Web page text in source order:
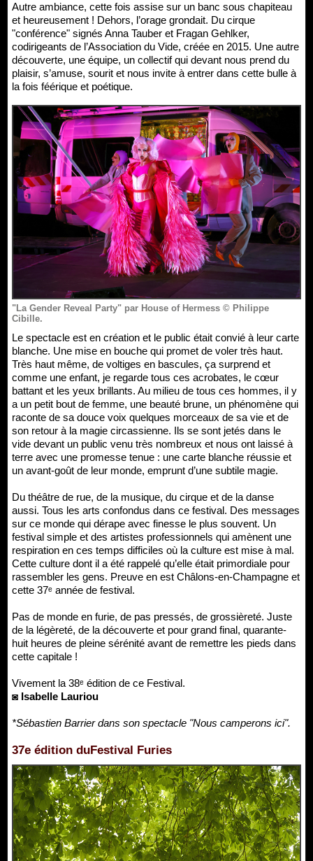
Autre ambiance, cette fois assise sur un banc sous chapiteau
et heureusement ! Dehors, l’orage grondait. Du cirque
"conférence" signés Anna Tauber et Fragan Gehlker,
codirigeants de l’Association du Vide, créée en 2015. Une autre
découverte, une équipe, un collectif qui devant nous prend du
plaisir, s’amuse, sourit et nous invite à entrer dans cette bulle à
la fois féérique et poétique.
"La Gender Reveal Party" par House of Hermess © Philippe
Cibille.
Le spectacle est en création et le public était convié à leur carte
blanche. Une mise en bouche qui promet de voler très haut.
Très haut même, de voltiges en bascules, ça surprend et
comme une enfant, je regarde tous ces acrobates, le cœur
battant et les yeux brillants. Au milieu de tous ces hommes, il y
a un petit bout de femme, une beauté brune, un phénomène qui
raconte de sa douce voix quelques morceaux de sa vie et de
son retour à la magie circassienne. Ils se sont jetés dans le
vide devant un public venu très nombreux et nous ont laissé à
terre avec une promesse tenue : une carte blanche réussie et
un avant-goût de leur monde, emprunt d’une subtile magie.
Du théâtre de rue, de la musique, du cirque et de la danse
aussi. Tous les arts confondus dans ce festival. Des messages
sur ce monde qui dérape avec finesse le plus souvent. Un
festival simple et des artistes professionnels qui amènent une
respiration en ces temps difficiles où la culture est mise à mal.
Cette culture dont il a été rappelé qu’elle était primordiale pour
rassembler les gens. Preuve en est Châlons-en-Champagne et
cette 37ᵉ année de festival.
Pas de monde en furie, de pas pressés, de grossièreté. Juste
de la légèreté, de la découverte et pour grand final, quarante-
huit heures de pleine sérénité avant de remettre les pieds dans
cette capitale !
Vivement la 38ᵉ édition de ce Festival.
◙ Isabelle Lauriou
*Sébastien Barrier dans son spectacle "Nous camperons ici".
37e édition duFestival Furies